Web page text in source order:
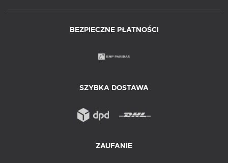
BEZPIECZNE PŁATNOŚCI
SZYBKA DOSTAWA
ZAUFANIE